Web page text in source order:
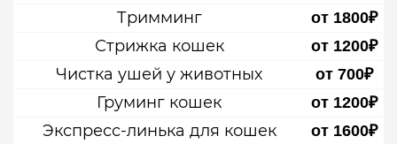
Тримминг от 1800₽
Стрижка кошек от 1200₽
Чистка ушей у животных от 700₽
Груминг кошек от 1200₽
Экспресс-линька для кошек от 1600₽